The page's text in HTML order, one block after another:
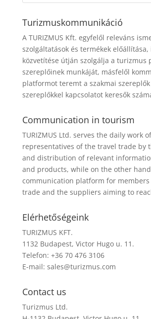
Turizmuskommunikáció
A TURIZMUS Kft. egyfelől releváns
szolgáltatások és termékek előállítása,
közvetítése útján szolgálja a turizmus
szereplőinek munkáját, másfelől
platformot teremt a szakmai szereplők
szereplőkkel kapcsolatot keresők
Communication in tourism
TURIZMUS Ltd. serves the daily work
representatives of the travel trade by
and distribution of relevant
and products, while on the other
communication platform for
trade and the suppliers aiming to
Elérhetőségeink
TURIZMUS KFT.
1132 Budapest, Victor Hugo u. 11.
Telefon: +36 70 476 3106
E-mail: sales@turizmus.com
Contact us
Turizmus Ltd.